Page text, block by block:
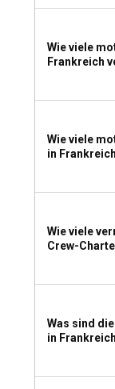
um die
Wie viele
Frankreich
Wie viele
in
Wie viele
Crew-
Was sind
in